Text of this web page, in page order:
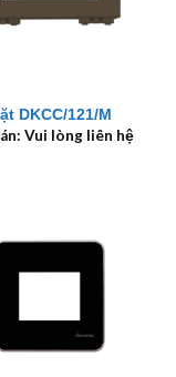
DKCC/121/M
Vui lòng liên hệ